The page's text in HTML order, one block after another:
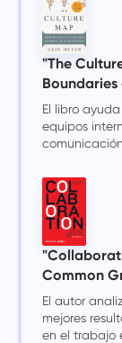
"The
Boundaries
El libro
equipos
Common
El autor
mejores
en el trabajo